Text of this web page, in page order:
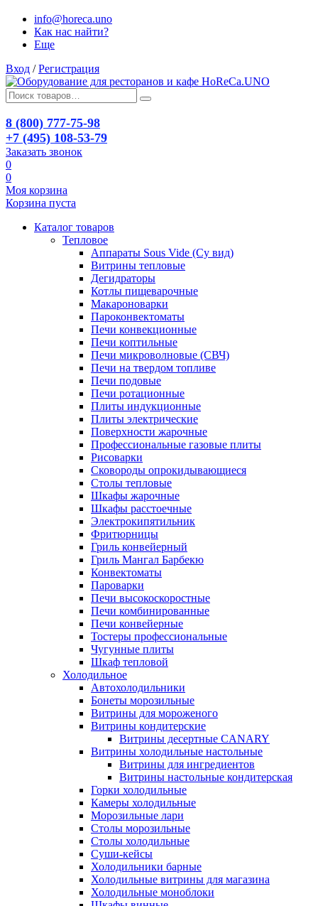
info@horeca.uno
Как нас найти?
Еще
Вход / Регистрация
8 (800) 777-75-98
+7 (495) 108-53-79
Заказать звонок
0
0
Моя корзина
Корзина пуста
Каталог товаров
Тепловое
Аппараты Sous Vide (Су вид)
Витрины тепловые
Дегидраторы
Котлы пищеварочные
Макароноварки
Пароконвектоматы
Печи конвекционные
Печи коптильные
Печи микроволновые (СВЧ)
Печи на твердом топливе
Печи подовые
Печи ротационные
Плиты индукционные
Плиты электрические
Поверхности жарочные
Профессиональные газовые плиты
Рисоварки
Сковороды опрокидывающиеся
Столы тепловые
Шкафы жарочные
Шкафы расстоечные
Электрокипятильник
Фритюрницы
Гриль конвейерный
Гриль Мангал Барбекю
Конвектоматы
Пароварки
Печи высокоскоростные
Печи комбинированные
Печи конвейерные
Тостеры профессиональные
Чугунные плиты
Шкаф тепловой
Холодильное
Автохолодильники
Бонеты морозильные
Витрины для мороженого
Витрины кондитерские
Витрины десертные CANARY
Витрины холодильные настольные
Витрины для ингредиентов
Витрины настольные кондитерская
Горки холодильные
Камеры холодильные
Морозильные лари
Столы морозильные
Столы холодильные
Суши-кейсы
Холодильники барные
Холодильные витрины для магазина
Холодильные моноблоки